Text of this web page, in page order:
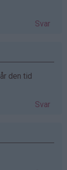
Svar
den tid
Svar